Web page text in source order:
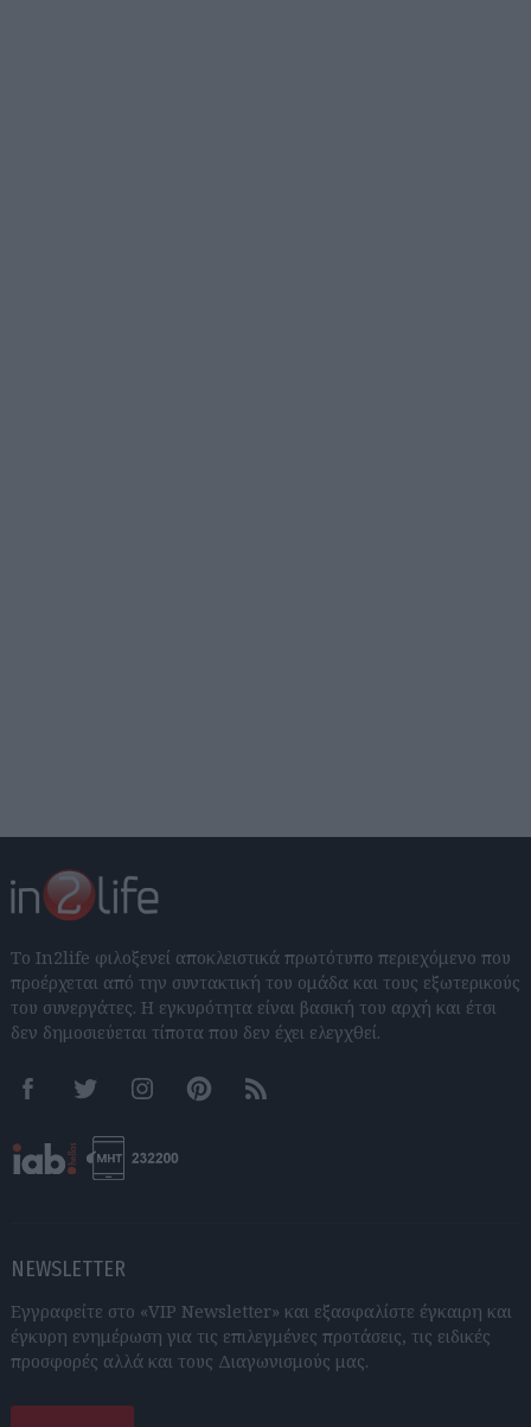
Το In2life φιλοξενεί αποκλειστικά πρωτότυπο περιεχόμενο που
προέρχεται από την συντακτική του ομάδα και τους εξωτερικούς
του συνεργάτες. Η εγκυρότητα είναι βασική του αρχή και έτσι
δεν δημοσιεύεται τίποτα που δεν έχει ελεγχθεί.
FacebookTwitter InstagramPinterestRSS feeds
NEWSLETTER
Εγγραφείτε στο «VIP Newsletter» και εξασφαλίστε έγκαιρη και
έγκυρη ενημέρωση για τις επιλεγμένες προτάσεις, τις ειδικές
προσφορές αλλά και τους Διαγωνισμούς μας.